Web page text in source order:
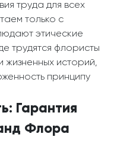
труда для всех
только с
этические
трудятся флористы
жизненных историй,
принципу
Гарантия
Флора